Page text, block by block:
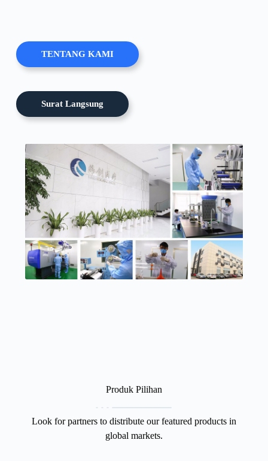
TENTANG KAMI
Surat Langsung
Produk Pilihan
Look for partners to distribute our featured products in
global markets.